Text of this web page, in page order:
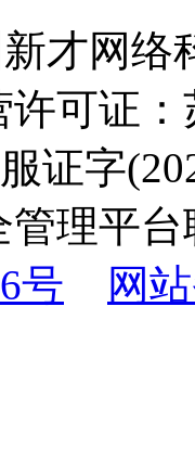
才网络
许可证
证字
理平
号
网